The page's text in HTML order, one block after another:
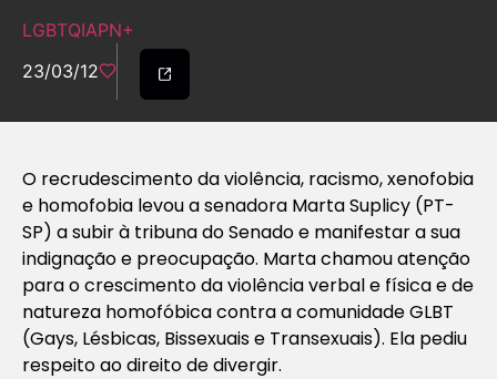
LGBTQIAPN+
23/03/12
O recrudescimento da violência, racismo, xenofobia
e homofobia levou a senadora Marta Suplicy (PT-
SP) a subir à tribuna do Senado e manifestar a sua
indignação e preocupação. Marta chamou atenção
para o crescimento da violência verbal e física e de
natureza homofóbica contra a comunidade GLBT
(Gays, Lésbicas, Bissexuais e Transexuais). Ela pediu
respeito ao direito de divergir.